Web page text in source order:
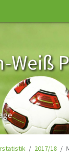
Weiß
2017/18